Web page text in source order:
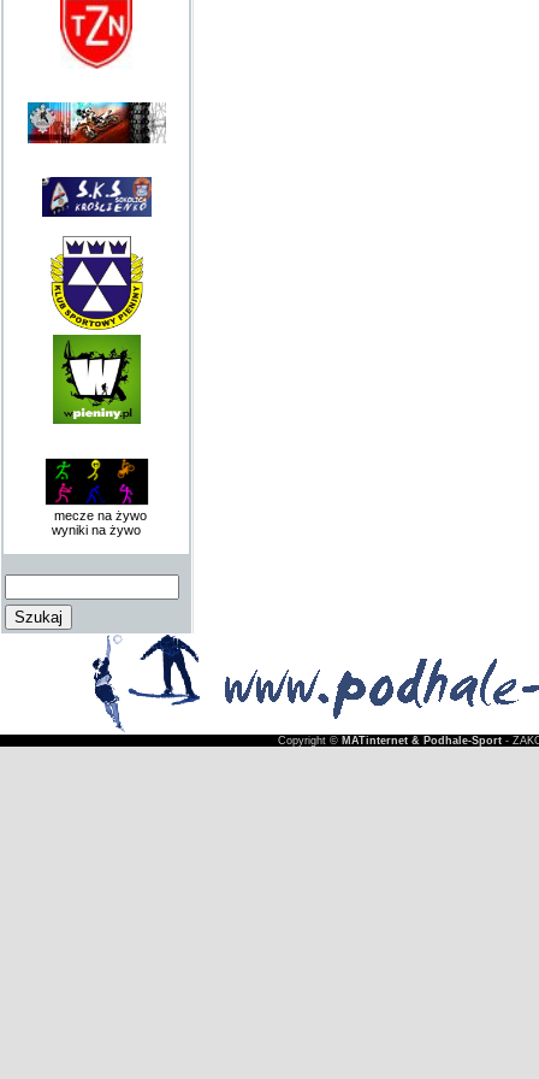
mecze na żywo
wyniki na żywo
Copyright © MATinternet & Podhale-Sport-